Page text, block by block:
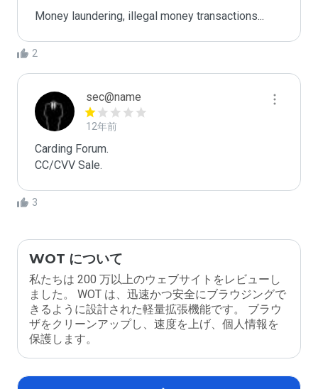
Money laundering, illegal money transactions...
2
sec@name
12年前
Carding Forum.
CC/CVV Sale.
3
WOT について
私たちは 200 万以上のウェブサイトをレビューし
ました。 WOT は、迅速かつ安全にブラウジングで
きるように設計された軽量拡張機能です。 ブラウ
ザをクリーンアップし、速度を上げ、個人情報を
保護します。